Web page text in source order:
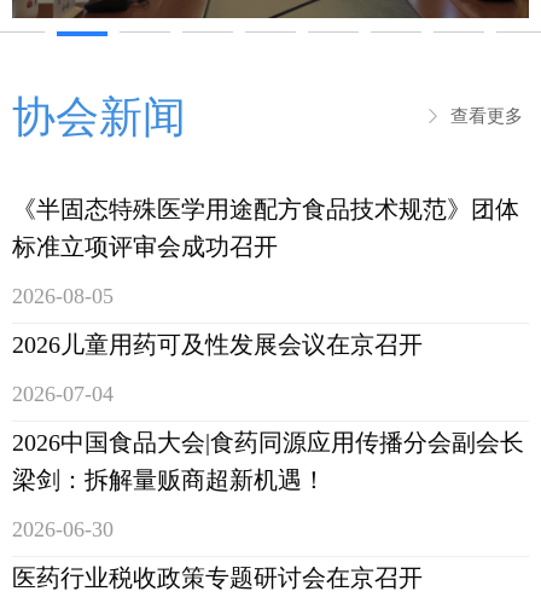
《半固态特殊医学用途配方食品技术规范》团体
标准立项评审会成功召开
2026-08-05
2026儿童用药可及性发展会议在京召开
2026-07-04
2026中国食品大会|食药同源应用传播分会副会长
梁剑：拆解量贩商超新机遇！
2026-06-30
医药行业税收政策专题研讨会在京召开
协会新闻 ꁕ 查看更多